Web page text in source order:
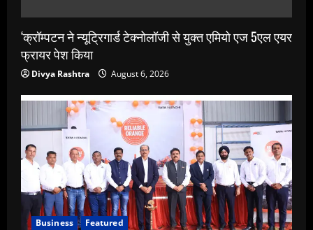
‘क्रॉम्पटन ने न्यूट्रिगार्ड टेक्नोलॉजी से युक्त एमियो एज 5एल एयर
फ्रायर पेश किया
Divya Rashtra August 6, 2026
Business Featured